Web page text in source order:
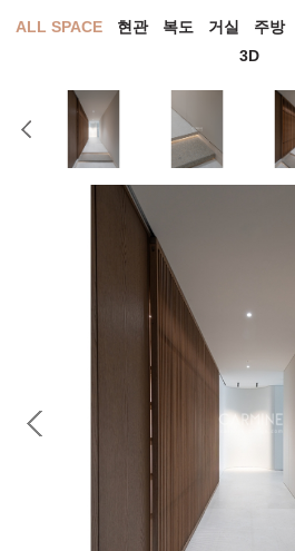
ALL SPACE 현관 복도 거실 주방
3D